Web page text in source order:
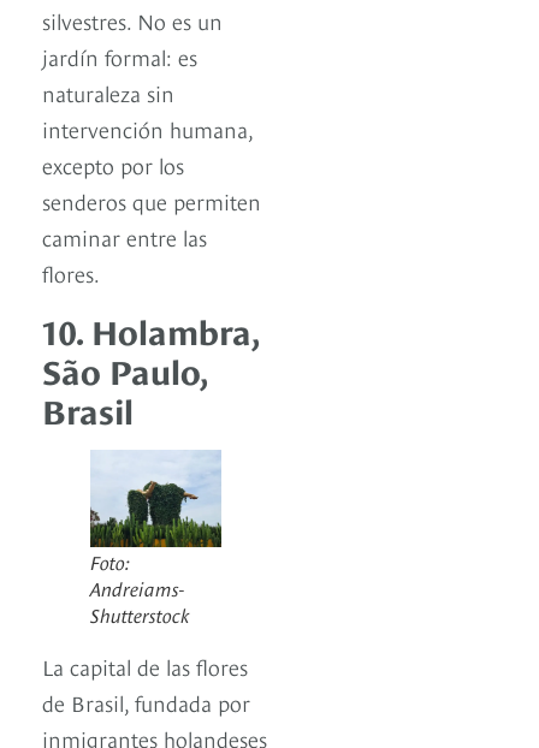
silvestres. No es un
jardín formal: es
naturaleza sin
intervención humana,
excepto por los
senderos que permiten
caminar entre las
flores.
10. Holambra,
São Paulo,
Brasil
Foto:
Andreiams-
Shutterstock
La capital de las flores
de Brasil, fundada por
inmigrantes holandeses